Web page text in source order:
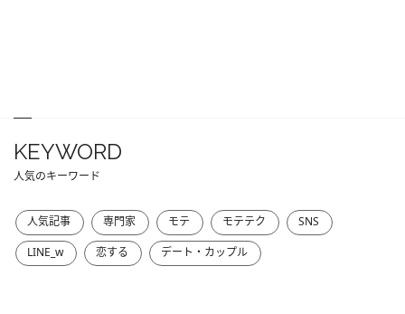
KEYWORD
人気のキーワード
人気記事 専門家 モテ モテテク
SNS
LINE_w
恋する デート・カップル